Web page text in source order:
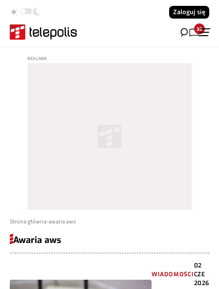
Zaloguj się
38
Strona główna awaria aws
Awaria aws
WIADOMOŚCI
02
CZE
2026